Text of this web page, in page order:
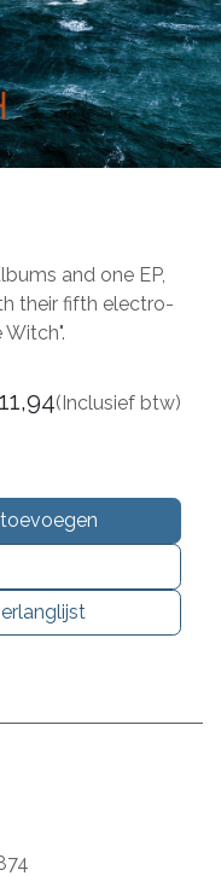
and one EP,
their fifth electro-
11,94(Inclusief btw)